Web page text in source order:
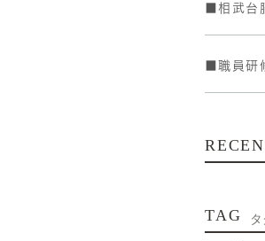
■相武台
■職員研
TAG